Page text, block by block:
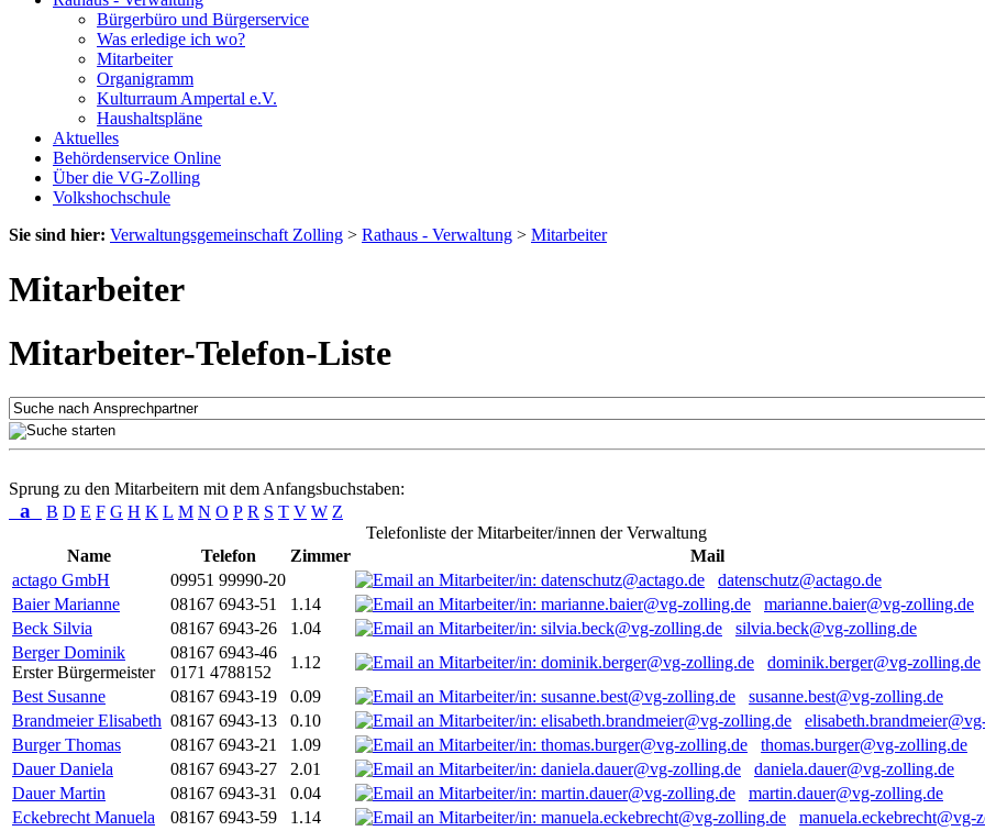
Bürgerbüro und Bürgerservice
Was erledige ich wo?
Mitarbeiter
Organigramm
Kulturraum Ampertal e.V.
Haushaltspläne
Aktuelles
Behördenservice Online
Über die VG-Zolling
Volkshochschule
Sie sind hier: Verwaltungsgemeinschaft Zolling > Rathaus - Verwaltung > Mitarbeiter
Mitarbeiter
Mitarbeiter-Telefon-Liste
Sprung zu den Mitarbeitern mit dem Anfangsbuchstaben:
a B D E F G H K L M N O P R S T V W Z
Telefonliste der Mitarbeiter/innen der Verwaltung
Name
Telefon Zimmer
Mail
actago GmbH
09951 99990-20
datenschutz@actago.de
Baier Marianne
08167 6943-51 1.14
marianne.baier@vg-zolling.de
Beck Silvia
08167 6943-26 1.04
silvia.beck@vg-zolling.de
Berger Dominik
Erster Bürgermeister
08167 6943-46
0171 4788152
1.12
dominik.berger@vg-zolling.de
Best Susanne
08167 6943-19 0.09
susanne.best@vg-zolling.de
Brandmeier Elisabeth 08167 6943-13 0.10
Burger Thomas
08167 6943-21 1.09
thomas.burger@vg-zolling.de
Dauer Daniela
08167 6943-27 2.01
daniela.dauer@vg-zolling.de
Dauer Martin
08167 6943-31 0.04
martin.dauer@vg-zolling.de
Eckebrecht Manuela
08167 6943-59 1.14
manuela.eckebrecht@vg-